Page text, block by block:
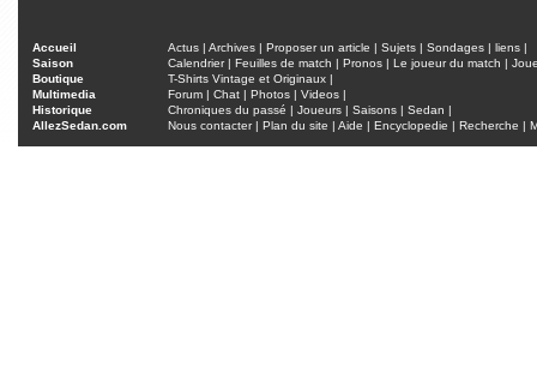
Accueil Actus | Archives | Proposer un article | Sujets | Sondages | liens |
Saison
Calendrier| Feuilles de match | Pronos | Le joueur du match |
Boutique
T-Shirts Vintage et Originaux |
Multimedia
Forum | Chat | Photos | Videos |
Historique
Chroniques du passé | Joueurs | Saisons | Sedan |
AllezSedan.com
Nous contacter| Plan du site | Aide | Encyclopedie | Recherche |